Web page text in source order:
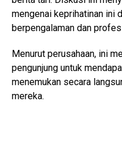
mengenai keprihatinan ini
berpengalaman dan
Menurut perusahaan, ini
pengunjung untuk
menemukan secara
mereka.